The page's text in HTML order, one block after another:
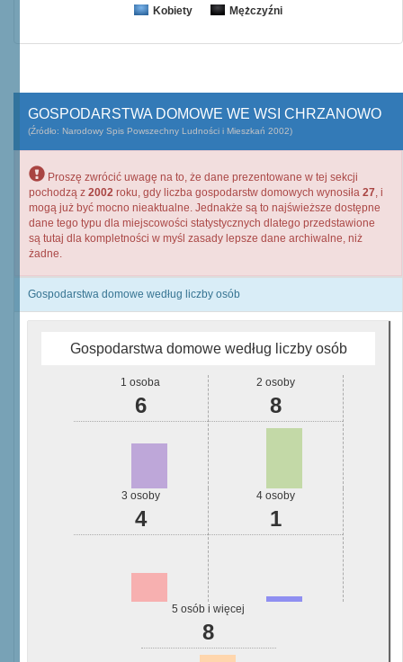
Kobiety Mężczyźni
GOSPODARSTWA DOMOWE WE WSI CHRZANOWO
(Źródło: Narodowy Spis Powszechny Ludności i Mieszkań 2002)
Proszę zwrócić uwagę na to, że dane prezentowane w tej sekcji
pochodzą z 2002 roku, gdy liczba gospodarstw domowych wynosiła 27, i
mogą już być mocno nieaktualne. Jednakże są to najświeższe dostępne
dane tego typu dla miejscowości statystycznych dlatego przedstawione
są tutaj dla kompletności w myśl zasady lepsze dane archiwalne, niż
żadne.
Gospodarstwa domowe według liczby osób
Gospodarstwa domowe według liczby osób
1 osoba
6
2 osoby
8
3 osoby
4
4 osoby
1
5 osób i więcej
8